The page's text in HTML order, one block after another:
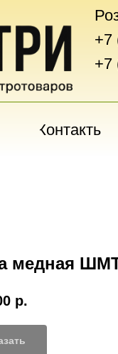
+7
+7
Контакты
медная
р.